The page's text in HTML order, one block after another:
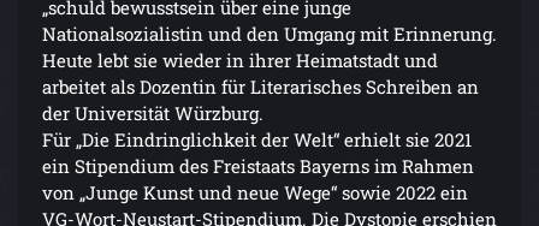
„schuld bewusstsein über eine junge
Nationalsozialistin und den Umgang mit Erinnerung.
Heute lebt sie wieder in ihrer Heimatstadt und
arbeitet als Dozentin für Literarisches Schreiben an
der Universität Würzburg.
Für „Die Eindringlichkeit der Welt“ erhielt sie 2021
ein Stipendium des Freistaats Bayerns im Rahmen
von „Junge Kunst und neue Wege“ sowie 2022 ein
VG-Wort-Neustart-Stipendium. Die Dystopie erschien